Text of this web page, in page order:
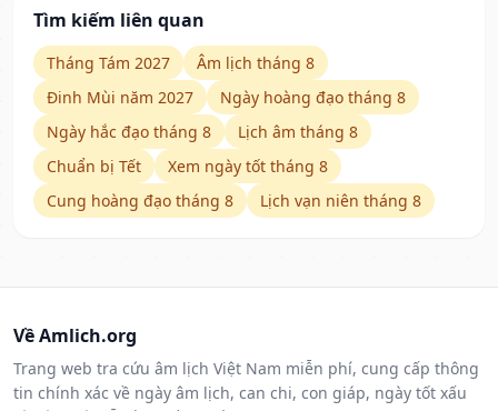
Tìm kiếm liên quan
Tháng Tám 2027
Âm lịch tháng 8
Đinh Mùi năm 2027
Ngày hoàng đạo tháng 8
Ngày hắc đạo tháng 8
Lịch âm tháng 8
Chuẩn bị Tết
Xem ngày tốt tháng 8
Cung hoàng đạo tháng 8
Lịch vạn niên tháng 8
Về Amlich.org
Trang web tra cứu âm lịch Việt Nam miễn phí, cung cấp thông
tin chính xác về ngày âm lịch, can chi, con giáp, ngày tốt xấu